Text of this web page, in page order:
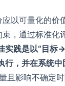
以可量化的价
，通过标准化
实践是以“目标
，并在系统中
且影响不确定